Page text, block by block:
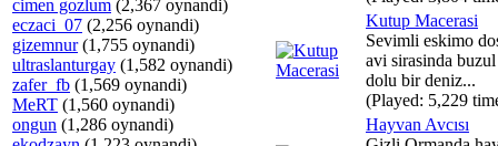
cimen gozlum (2,367 oynandi)
eczaci_07 (2,256 oynandi)
gizemnur(1,755 oynandi)
ultraslanturgay (1,582 oynandi)
zafer_fb (1,569 oynandi)
MeRT (1,560 oynandi)
ongun (1,286 oynandi)
Kutup Macerasi
Sevimli eskimo
avi sirasinda
dolu bir deniz...
(Played: 5,229
Hayvan Avcısı